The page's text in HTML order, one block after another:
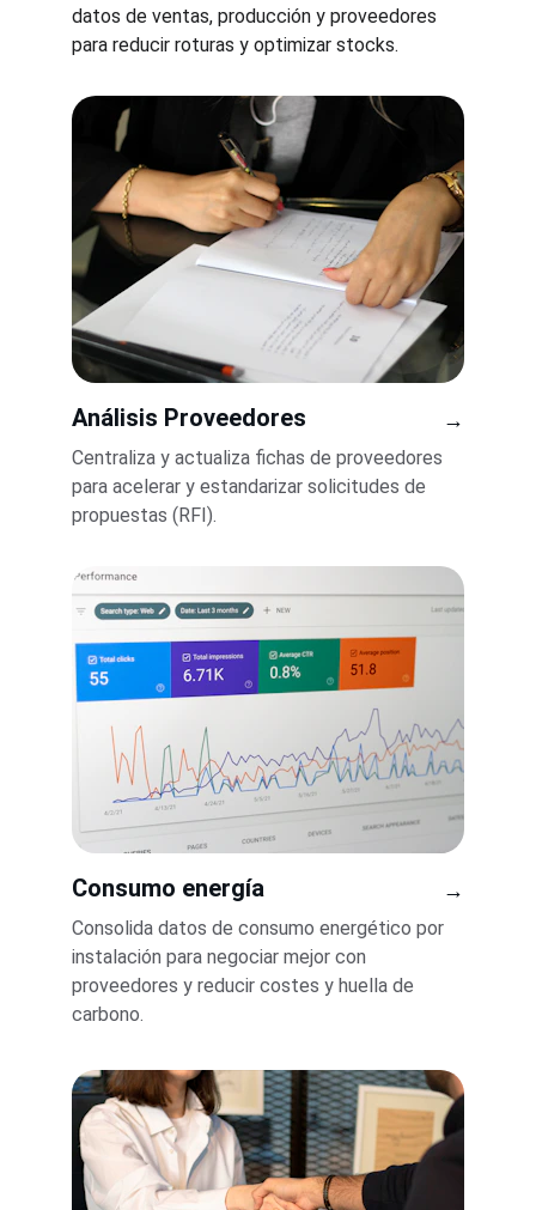
datos de ventas, producción y proveedores
para reducir roturas y optimizar stocks.
Análisis Proveedores
Centraliza y actualiza fichas de proveedores
para acelerar y estandarizar solicitudes de
propuestas (RFI).
Consumo energía
Consolida datos de consumo energético por
instalación para negociar mejor con
proveedores y reducir costes y huella de
carbono.
→
→